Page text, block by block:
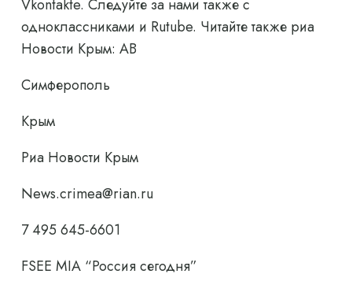
Vkontakte. Следуйте за нами также с
одноклассниками и Rutube. Читайте также риа
Новости Крым: AB
Симферополь
Крым
Риа Новости Крым
News.crimea@rian.ru
7 495 645-6601
FSEE MIA “Россия сегодня”